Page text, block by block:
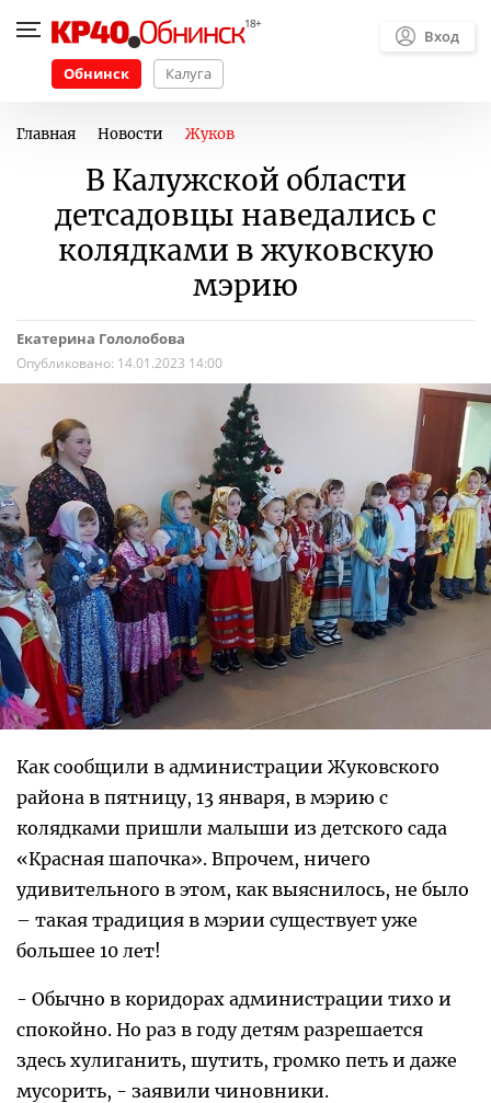
Обнинск Калуга
Вход
Главная Новости Жуков
В Калужской области
детсадовцы наведались с
колядками в жуковскую
мэрию
Екатерина Гололобова
Опубликовано: 14.01.2023 14:00
Как сообщили в администрации Жуковского
района в пятницу, 13 января, в мэрию с
колядками пришли малыши из детского сада
«Красная шапочка». Впрочем, ничего
удивительного в этом, как выяснилось, не было
– такая традиция в мэрии существует уже
большее 10 лет!
- Обычно в коридорах администрации тихо и
спокойно. Но раз в году детям разрешается
здесь хулиганить, шутить, громко петь и даже
мусорить, - заявили чиновники.